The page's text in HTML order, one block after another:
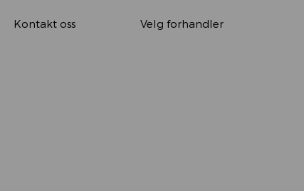
Kontakt oss Velg forhandler